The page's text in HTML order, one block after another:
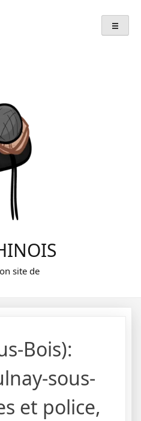
site de
Bois):
sous-
et police,